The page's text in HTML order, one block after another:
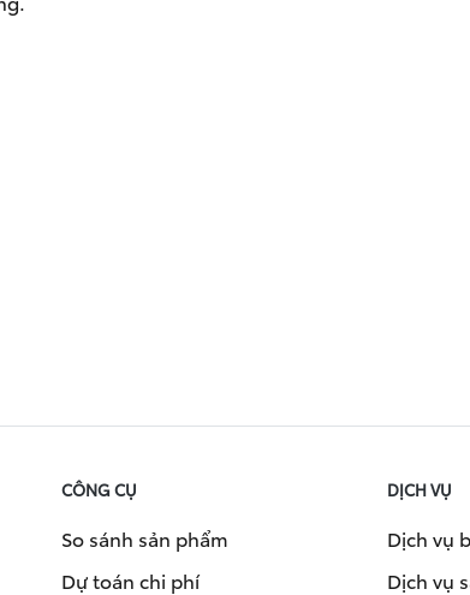
CÔNG CỤ
So sánh sản phẩm
Dự toán chi phí
DỊCH VỤ
Dịch vụ
Dịch vụ